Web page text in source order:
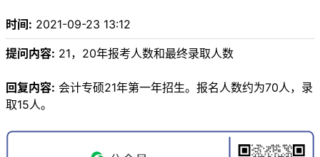
时间: 2021-09-23 13:12
提问内容: 21，20年报考人数和最终录取人数
回复内容: 会计专硕21年第一年招生。报名人数约为70人，录
取15人。